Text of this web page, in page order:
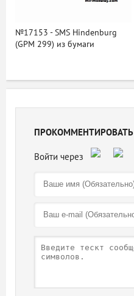
№17153 - SMS Hindenburg
(GPM 299) из бумаги
ПРОКОММЕНТИРОВАТЬ